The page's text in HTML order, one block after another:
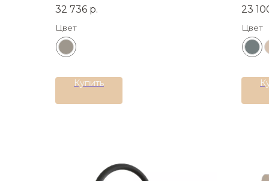
32 736 р.
Цвет
Купить
23
Цвет